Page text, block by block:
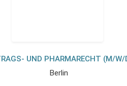
UND PHARMARECHT (M/
Berlin